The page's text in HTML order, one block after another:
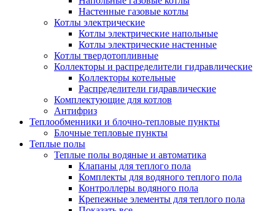
Настенные газовые котлы
Котлы электрические
Котлы электрические напольные
Котлы электрические настенные
Котлы твердотопливные
Коллекторы и распределители гидравлические
Коллекторы котельные
Распределители гидравлические
Комплектующие для котлов
Антифриз
Теплообменники и блочно-тепловые пункты
Блочные тепловые пункты
Теплые полы
Теплые полы водяные и автоматика
Клапаны для теплого пола
Комплекты для водяного теплого пола
Контроллеры водяного пола
Крепежные элементы для теплого пола